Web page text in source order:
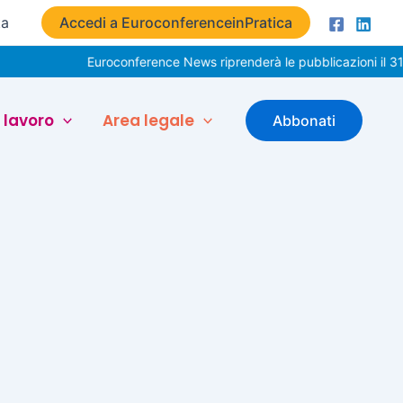
Accedi a EuroconferenceinPratica
Euroconference News riprenderà le pubblicazioni il 31
lavoro Area legale Abbonati